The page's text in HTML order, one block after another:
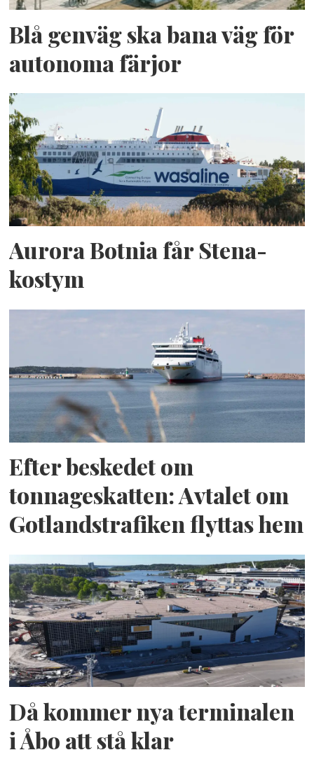
Blå genväg ska bana väg för
autonoma färjor
Aurora Botnia får Stena-
kostym
Efter beskedet om
tonnageskatten: Avtalet om
Gotlandstrafiken flyttas hem
Då kommer nya terminalen
i Åbo att stå klar